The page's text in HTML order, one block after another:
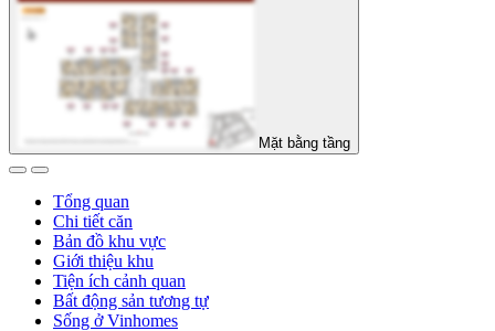
Mặt bằng tầng
Tổng quan
Chi tiết căn
Bản đồ khu vực
Giới thiệu khu
Tiện ích cảnh quan
Bất động sản tương tự
Sống ở Vinhomes